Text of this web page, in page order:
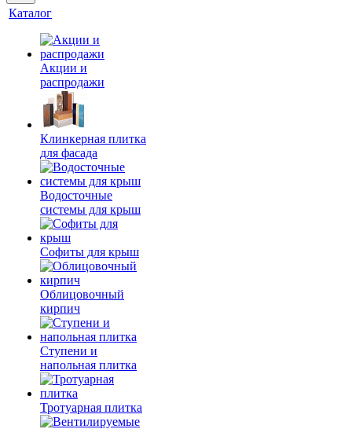
Каталог
Акции и
распродажи
Клинкерная плитка
для фасада
Водосточные
системы для крыш
Софиты для крыш
Облицовочный
кирпич
Ступени и
напольная плитка
Тротуарная плитка